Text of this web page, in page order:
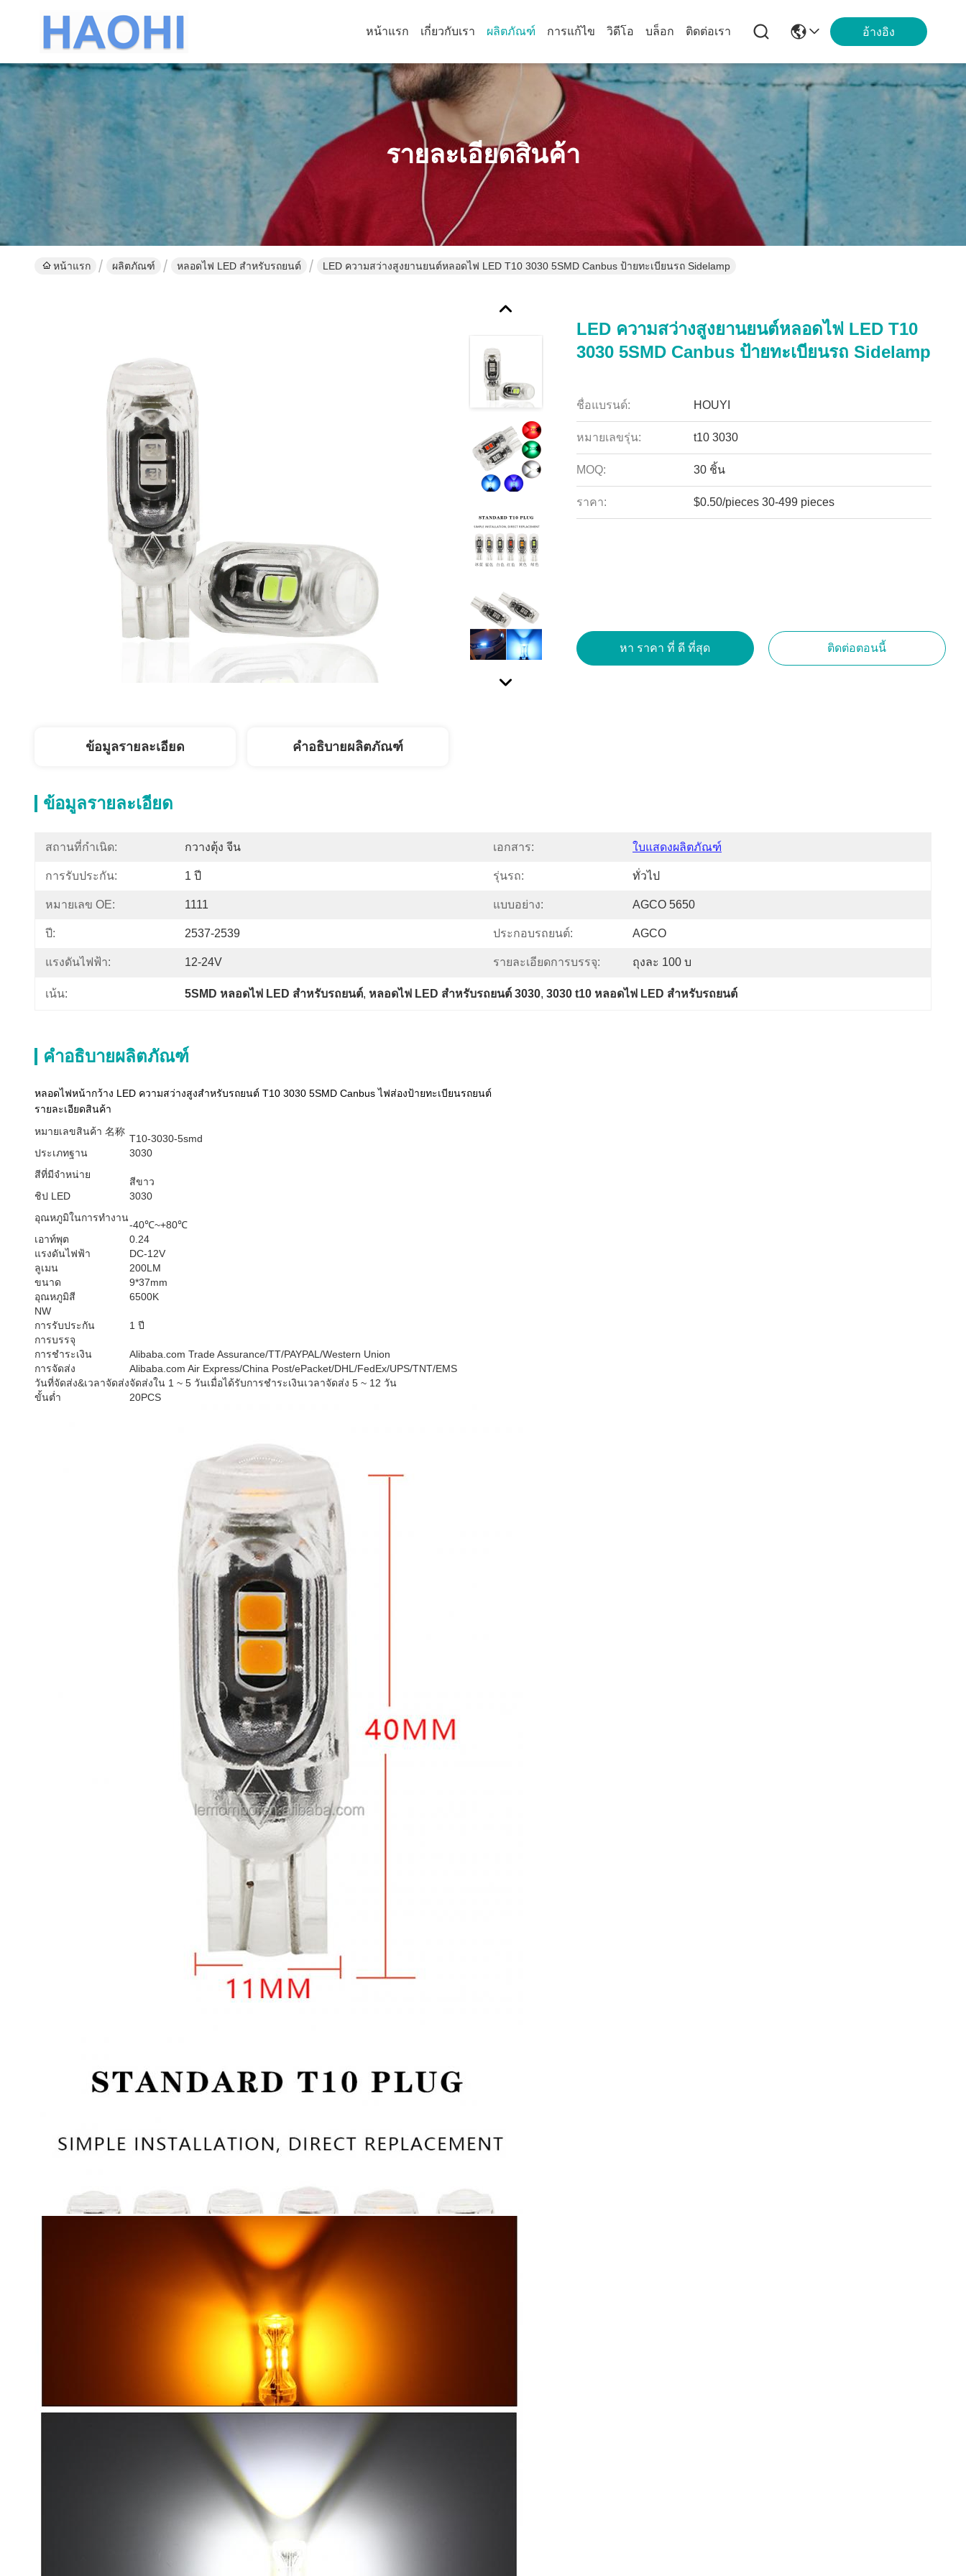
หน้าแรก เกี่ยวกับเรา ผลิตภัณฑ์ การแก้ไข วิดีโอ บล็อก ติดต่อเรา อ้างอิง
รายละเอียดสินค้า
หน้าแรก ผลิตภัณฑ์ หลอดไฟ LED สำหรับรถยนต์ LED ความสว่างสูงยานยนต์หลอดไฟ LED T10 3030 5SMD Canbus ป้ายทะเบียนรถ Sidelamp
LED ความสว่างสูงยานยนต์หลอดไฟ LED T10
3030 5SMD Canbus ป้ายทะเบียนรถ Sidelamp
ชื่อแบรนด์: HOUYI
หมายเลขรุ่น: t10 3030
MOQ: 30 ชิ้น
ราคา: $0.50/pieces 30-499 pieces
หา ราคา ที่ ดี ที่สุด ติดต่อตอนนี้
ข้อมูลรายละเอียด คำอธิบายผลิตภัณฑ์
ข้อมูลรายละเอียด
สถานที่กำเนิด: กวางตุ้ง จีน เอกสาร: ใบแสดงผลิตภัณฑ์
การรับประกัน: 1 ปี รุ่นรถ: ทั่วไป
หมายเลข OE: 1111 แบบอย่าง: AGCO 5650
ปี: 2537-2539 ประกอบรถยนต์: AGCO
แรงดันไฟฟ้า: 12-24V รายละเอียดการบรรจุ: ถุงละ 100 บ
เน้น: 5SMD หลอดไฟ LED สำหรับรถยนต์, หลอดไฟ LED สำหรับรถยนต์ 3030, 3030 t10 หลอดไฟ LED สำหรับรถยนต์
คำอธิบายผลิตภัณฑ์
หลอดไฟหน้ากว้าง LED ความสว่างสูงสำหรับรถยนต์ T10 3030 5SMD Canbus ไฟส่องป้ายทะเบียนรถยนต์
รายละเอียดสินค้า
หมายเลขสินค้า 名称
T10-3030-5smd
ประเภทฐาน
3030
สีที่มีจำหน่าย
สีขาว
ชิป LED
3030
อุณหภูมิในการทำงาน
-40℃~+80℃
เอาท์พุต
0.24
แรงดันไฟฟ้า
DC-12V
ลูเมน
200LM
ขนาด
9*37mm
อุณหภูมิสี
6500K
NW
การรับประกัน
1 ปี
การบรรจุ
การชำระเงิน
Alibaba.com Trade Assurance/TT/PAYPAL/Western Union
การจัดส่ง
Alibaba.com Air Express/China Post/ePacket/DHL/FedEx/UPS/TNT/EMS
วันที่จัดส่ง&เวลาจัดส่งจัดส่งใน 1 ~ 5 วันเมื่อได้รับการชำระเงินเวลาจัดส่ง 5 ~ 12 วัน
ขั้นต่ำ
20PCS